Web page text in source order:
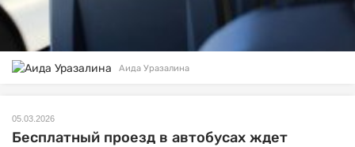
Аида Уразалина
05.03.2026
Бесплатный проезд в автобусах ждет